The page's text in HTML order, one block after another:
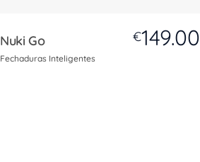
Nuki Go €149.00
Fechaduras Inteligentes